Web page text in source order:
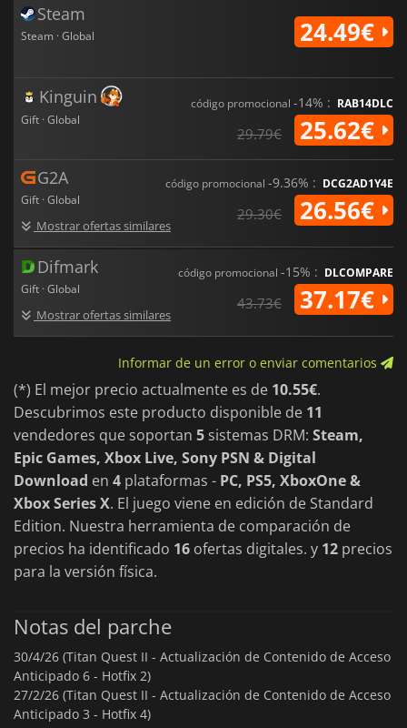
exploración significativa. Esta es tu oportunidad de
adentrarte en una leyenda viva y ayudar a forjar su futuro.
Steam
Steam · Global 24.49€
Kinguin
Gift · Global
código promocional -14% : RAB14DLC
29.79€ 25.62€
G2A
Gift · Global
Mostrar ofertas similares
código promocional -9.36% : DCG2AD1Y4E
29.30€ 26.56€
Difmark
Gift · Global
Mostrar ofertas similares
código promocional -15% : DLCOMPARE
43.73€ 37.17€
Informar de un error o enviar comentarios
(*) El mejor precio actualmente es de 10.55€.
Descubrimos este producto disponible de 11
vendedores que soportan 5 sistemas DRM: Steam,
Epic Games, Xbox Live, Sony PSN & Digital
Download en 4 plataformas - PC, PS5, XboxOne &
Xbox Series X. El juego viene en edición de Standard
Edition. Nuestra herramienta de comparación de
precios ha identificado 16 ofertas digitales. y 12 precios
para la versión física.
Notas del parche
30/4/26 (Titan Quest II - Actualización de Contenido de Acceso
Anticipado 6 - Hotfix 2)
27/2/26 (Titan Quest II - Actualización de Contenido de Acceso
Anticipado 3 - Hotfix 4)